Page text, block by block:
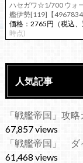
ハセガワ☆1/700 ウォ
艦伊勢[119]【
価格：2765円（税込、
時点)
人気記事
「戦艦帝国」攻
67,857 views
「戦艦帝国」 ダ
61,468 views